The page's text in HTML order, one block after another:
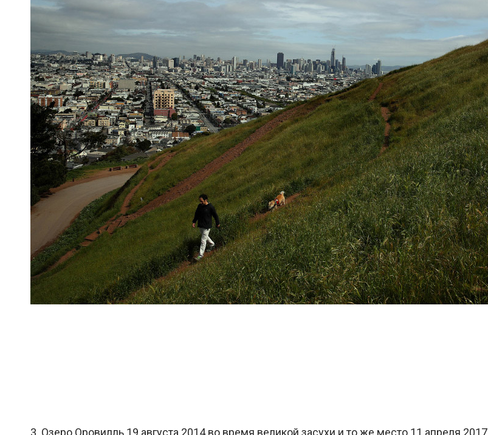
3. Озеро Оровилль 19 августа 2014 во время великой засухи и то же место 11 апреля 2017.